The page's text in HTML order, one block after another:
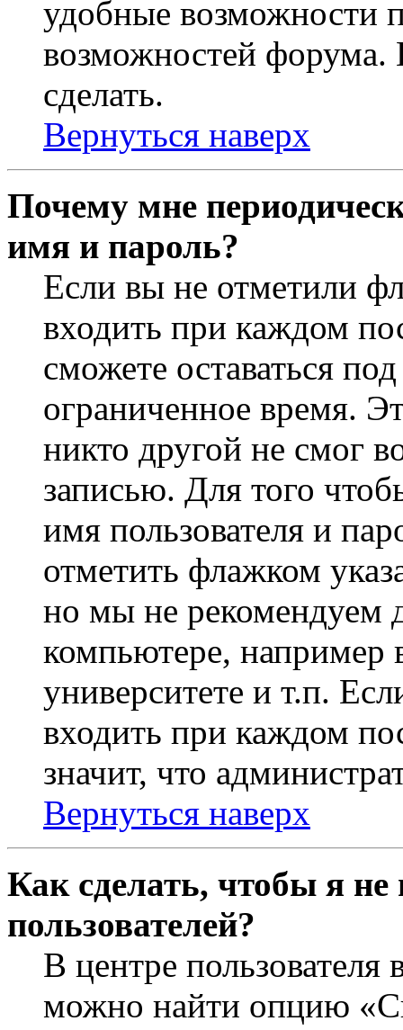
удобные возможности
возможностей
сделать.
Вернуться наверх
Почему мне
имя и пароль?
Если вы не отметили
входить при каждом
сможете оставаться
ограниченное время.
никто другой не смог
записью. Для того
имя пользователя и
отметить флажком
но мы не рекомендуем
компьютере, например
университете и т.п.
входить при каждом
значит, что
Вернуться наверх
Как сделать, чтобы я
пользователей?
В центре
можно найти опцию